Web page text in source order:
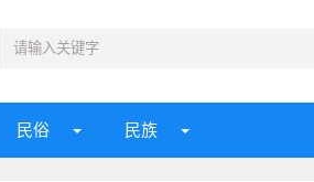
民俗 民族